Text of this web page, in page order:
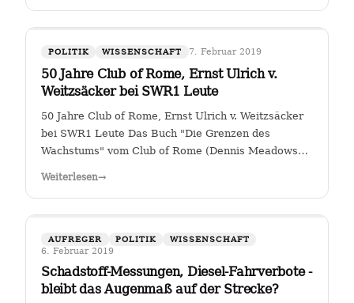
POLITIK WISSENSCHAFT 7. Februar 2019
50 Jahre Club of Rome, Ernst Ulrich v.
Weitzsäcker bei SWR1 Leute
50 Jahre Club of Rome, Ernst Ulrich v. Weitzsäcker
bei SWR1 Leute Das Buch "Die Grenzen des
Wachstums" vom Club of Rome (Dennis Meadows
Weiterlesen→
AUFREGER POLITIK WISSENSCHAFT
6. Februar 2019
Schadstoff-Messungen, Diesel-Fahrverbote -
bleibt das Augenmaß auf der Strecke?